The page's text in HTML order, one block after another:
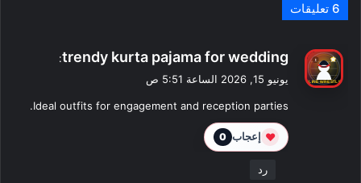
‫6 تعليقات
ي
ل
trendy kurta pajama for wedding
:
يونيو 15, 2026 الساعة 5:51 ص
Ideal outfits for engagement and reception parties.
❤ إعجاب 0
رد